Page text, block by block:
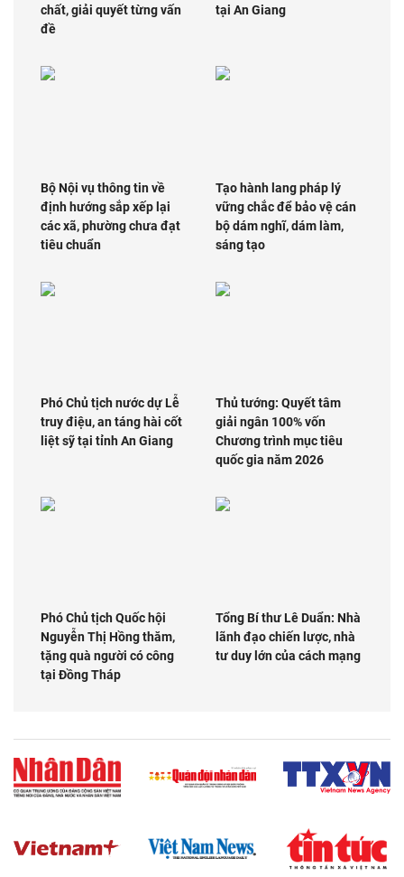
chất, giải quyết từng vấn
đề
tại An Giang
Bộ Nội vụ thông tin về
định hướng sắp xếp lại
các xã, phường chưa đạt
tiêu chuẩn
Tạo hành lang pháp lý
vững chắc để bảo vệ cán
bộ dám nghĩ, dám làm,
sáng tạo
Phó Chủ tịch nước dự Lễ
truy điệu, an táng hài cốt
liệt sỹ tại tỉnh An Giang
Thủ tướng: Quyết tâm
giải ngân 100% vốn
Chương trình mục tiêu
quốc gia năm 2026
Phó Chủ tịch Quốc hội
Nguyễn Thị Hồng thăm,
tặng quà người có công
tại Đồng Tháp
Tổng Bí thư Lê Duẩn: Nhà
lãnh đạo chiến lược, nhà
tư duy lớn của cách mạng